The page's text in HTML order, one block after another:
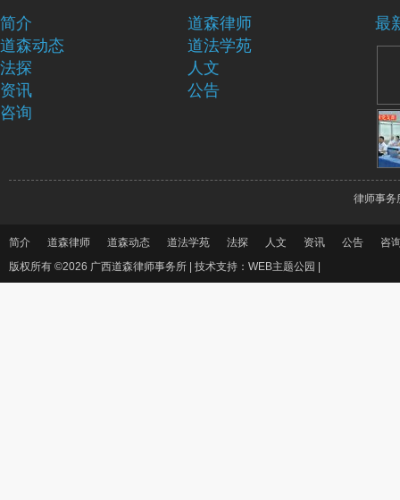
简介
道森律师
道森动态
道法学苑
法探
人文
资讯
公告
咨询
最
律师事务
简介 道森律师 道森动态 道法学苑 法探 人文 资讯 公告
咨
版权所有 ©2026 广西道森律师事务所 | 技术支持：WEB主题公园